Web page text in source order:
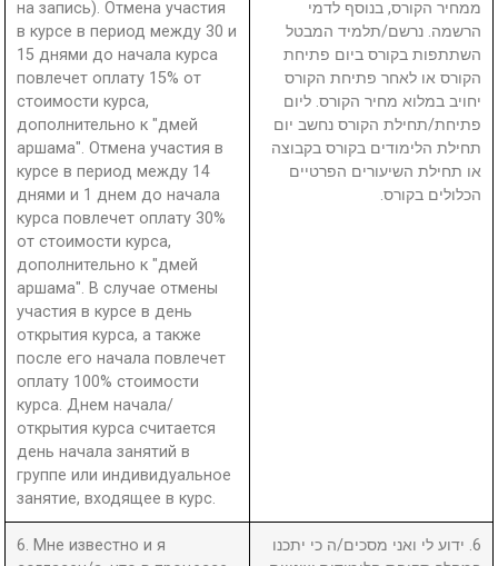
на запись). Отмена участия
в курсе в период между 30 и
15 днями до начала курса
повлечет оплату 15% от
стоимости курса,
дополнительно к "дмей
аршама". Отмена участия в
курсе в период между 14
днями и 1 днем до начала
курса повлечет оплату 30%
от стоимости курса,
дополнительно к "дмей
аршама". В случае отмены
участия в курсе в день
открытия курса, а также
после его начала повлечет
оплату 100% стоимости
курса. Днем начала/
открытия курса считается
день начала занятий в
группе или индивидуальное
занятие, входящее в курс.
ממחיר הקורס, בנוסף לדמי
הרשמה. נרשם/תלמיד המבטל
השתתפות בקורס ביום פתיחת
הקורס או לאחר פתיחת הקורס
יחויב במלוא מחיר הקורס. ליום
פתיחת/תחילת הקורס נחשב יום
תחילת הלימודים בקורס בקבוצה
או תחילת השיעורים הפרטיים
הכלולים בקורס.
6. Мне известно и я
6. ידוע לי ואני מסכים/ה כי יתכנו